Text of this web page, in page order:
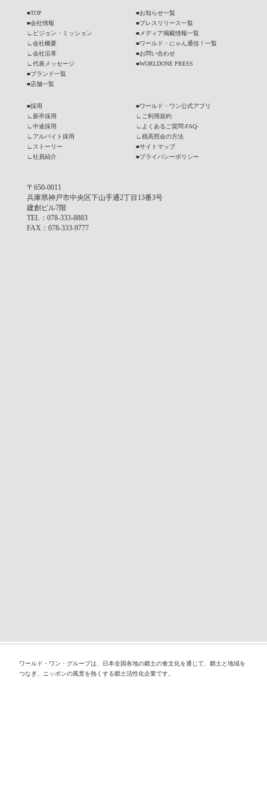
■TOP
■会社情報
∟
ビジョン・ミッション
∟ 会社概要
∟ 会社沿革
∟ 代表メッセージ
■ブランド一覧
■店舗一覧
■お知らせ一覧
■プレスリリース一覧
■メディア掲載情報一覧
■ワールド・にゃん通信！一覧
■お問い合わせ
■WORLDONE PRESS
■採用
∟ 新卒採用
∟ 中途採用
∟
アルバイト採用
∟
ストーリー
∟ 社員紹介
■ワールド・ワン公式アプリ
∟
ご利用規約
∟
よくあるご質問-FAQ-
∟ 残高照会の方法
■サイトマップ
■プライバシーポリシー
〒650-0011
兵庫県神戸市中央区下山手通2丁目13番3号
建創ビル7階
TEL ：078-333-8883
FAX ：078-333-9777
ワールド・ワン・グループは、日本全国各地の郷土の食文化を通じて、郷土と地域を
つなぎ、ニッポンの風景を熱くする郷土活性化企業です。